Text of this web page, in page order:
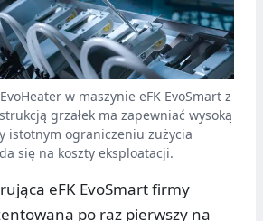
w maszynie eFK EvoSmart z
grzałek ma zapewniać wysoką
istotnym ograniczeniu zużycia
się na koszty eksploatacji.
eFK EvoSmart firmy
po raz pierwszy na